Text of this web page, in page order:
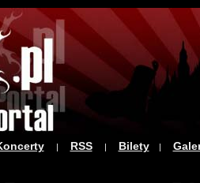
| RSS| Bilety|